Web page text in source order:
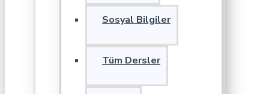
Sosyal Bilgiler
Tüm Dersler